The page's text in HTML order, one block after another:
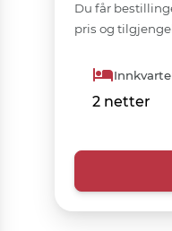
Du får
pris og
2 netter